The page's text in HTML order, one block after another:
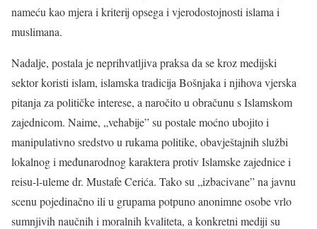
nameću kao mjera i kriterij opsega i vjerodostojnosti islama i
muslimana.
Nadalje, postala je neprihvatljiva praksa da se kroz medijski
sektor koristi islam, islamska tradicija Bošnjaka i njihova vjerska
pitanja za političke interese, a naročito u obračunu s Islamskom
zajednicom. Naime, „vehabije” su postale moćno ubojito i
manipulativno sredstvo u rukama politike, obavještajnih službi
lokalnog i međunarodnog karaktera protiv Islamske zajednice i
reisu-l-uleme dr. Mustafe Cerića. Tako su „izbacivane” na javnu
scenu pojedinačno ili u grupama potpuno anonimne osobe vrlo
sumnjivih naučnih i moralnih kvaliteta, a konkretni mediji su